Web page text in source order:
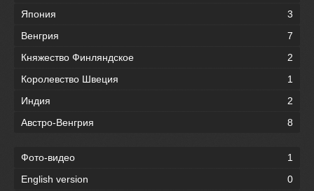
Япония
3
Венгрия
7
Княжество Финляндское
2
Королевство Швеция
1
Индия
2
Австро-Венгрия
8
Фото-видео
1
English version
0